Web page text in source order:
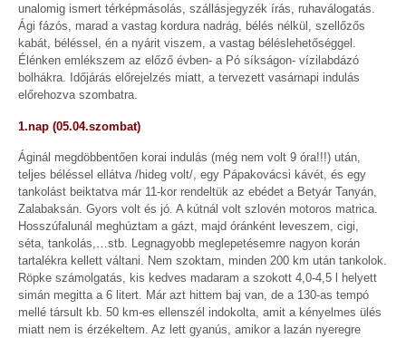
unalomig ismert térképmásolás, szállásjegyzék írás, ruhaválogatás.
Ági fázós, marad a vastag kordura nadrág, bélés nélkül, szellőzős
kabát, béléssel, én a nyárit viszem, a vastag béléslehetőséggel.
Élénken emlékszem az előző évben- a Pó síkságon- vízilabdázó
bolhákra. Időjárás előrejelzés miatt, a tervezett vasárnapi indulás
előrehozva szombatra.
1.nap (05.04.szombat)
Áginál megdöbbentően korai indulás (még nem volt 9 óra!!!) után,
teljes béléssel ellátva /hideg volt/, egy Pápakovácsi kávét, és egy
tankolást beiktatva már 11-kor rendeltük az ebédet a Betyár Tanyán,
Zalabaksán. Gyors volt és jó. A kútnál volt szlovén motoros matrica.
Hosszúfalunál meghúztam a gázt, majd óránként leveszem, cigi,
séta, tankolás,…stb. Legnagyobb meglepetésemre nagyon korán
tartalékra kellett váltani. Nem szoktam, minden 200 km után tankolok.
Röpke számolgatás, kis kedves madaram a szokott 4,0-4,5 l helyett
simán megitta a 6 litert. Már azt hittem baj van, de a 130-as tempó
mellé társult kb. 50 km-es ellenszél indokolta, amit a kényelmes ülés
miatt nem is érzékeltem. Az lett gyanús, amikor a lazán nyeregre